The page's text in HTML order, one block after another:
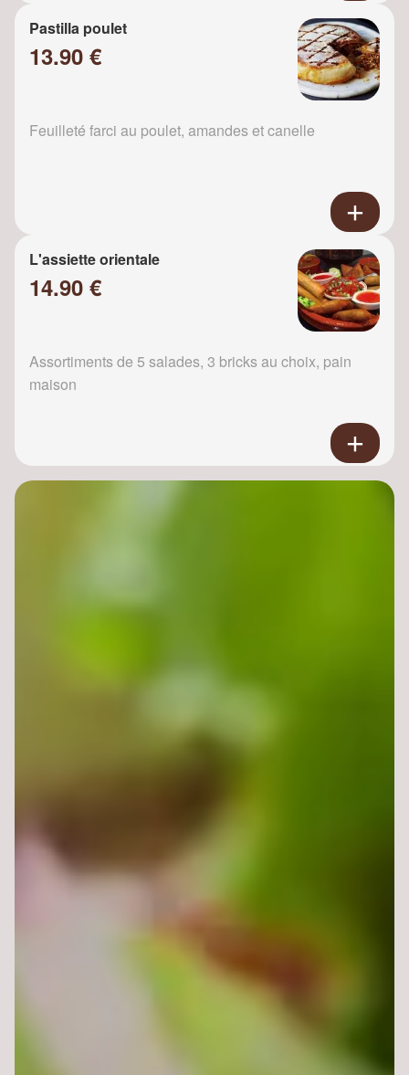
Pastilla poulet
13.90 €
Feuilleté farci au poulet, amandes et canelle
L'assiette orientale
14.90 €
Assortiments de 5 salades, 3 bricks au choix, pain
maison